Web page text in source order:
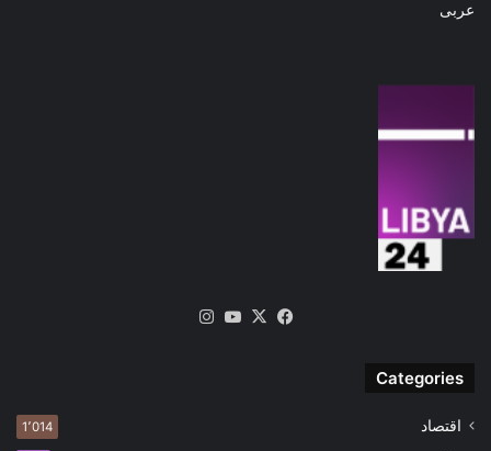
عربى
فيسبوك
‫X
‫YouTube
Categories
اقتصاد 1٬014